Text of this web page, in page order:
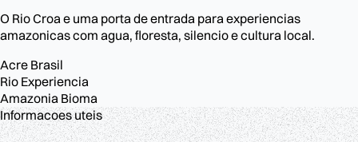
O Rio Croa e uma porta de entrada para experiencias
amazonicas com agua, floresta, silencio e cultura local.
Acre Brasil
Rio Experiencia
Amazonia Bioma
Informacoes uteis